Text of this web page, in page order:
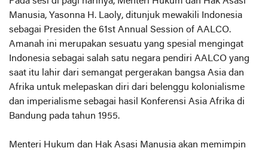
Manusia, Yasonna H. Laoly, ditunjuk mewakili Indonesia
sebagai Presiden the 61st Annual Session of AALCO.
Amanah ini merupakan sesuatu yang spesial mengingat
Indonesia sebagai salah satu negara pendiri AALCO yang
saat itu lahir dari semangat pergerakan bangsa Asia dan
Afrika untuk melepaskan diri dari belenggu kolonialisme
dan imperialisme sebagai hasil Konferensi Asia Afrika di
Bandung pada tahun 1955.
Menteri Hukum dan Hak Asasi Manusia akan memimpin